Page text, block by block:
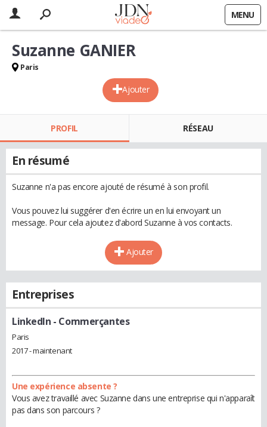
MENU
Ajouter
Suzanne GANIER
Paris
PROFIL RÉSEAU
En résumé
Suzanne n'a pas encore ajouté de résumé à son profil.
Vous pouvez lui suggérer d'en écrire un en lui envoyant un
message. Pour cela ajoutez d'abord Suzanne à vos contacts.
Ajouter
Entreprises
LinkedIn - Commerçantes
Paris
2017 - maintenant
Une expérience absente ?
Vous avez travaillé avec Suzanne dans une entreprise qui n'apparaît
pas dans son parcours ?